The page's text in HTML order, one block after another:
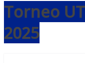
Torneo
2025